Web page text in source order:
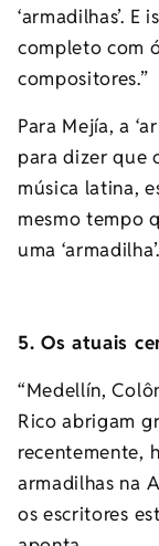
‘armadilhas’.
completo com
compositores.”
Para Mejía, a
para dizer que
música latina,
mesmo tempo
uma ‘armadilha’.
5. Os atuais
“Medellín,
Rico abrigam
recentemente,
armadilhas na
os escritores